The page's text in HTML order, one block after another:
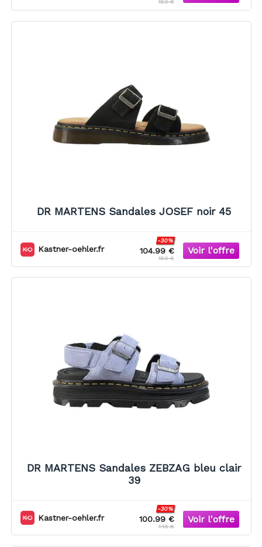
150 €
DR MARTENS Sandales JOSEF noir 45
Kastner-oehler.fr 104.99 €
-30%
150 €
DR MARTENS Sandales ZEBZAG bleu clair
39
Kastner-oehler.fr 100.99 €
-30%
145 €